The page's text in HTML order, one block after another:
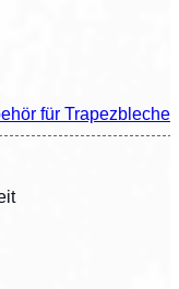
für Trapezbleche